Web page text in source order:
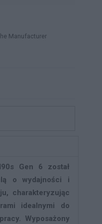
Manufacturer
Gen 6 został
o wydajności i
charakteryzując
idealnymi do
Wyposażony